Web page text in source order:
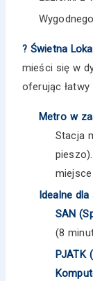
? Świetna
mieści się w
oferując
Metro w
Stacja
Idealne
SAN
(8
PJATK